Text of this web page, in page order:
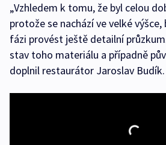
„Vzhledem k tomu, že byl celou
protože se nachází ve velké
fázi provést ještě detailní
stav toho materiálu a případně
doplnil restaurátor Jaroslav Budík.